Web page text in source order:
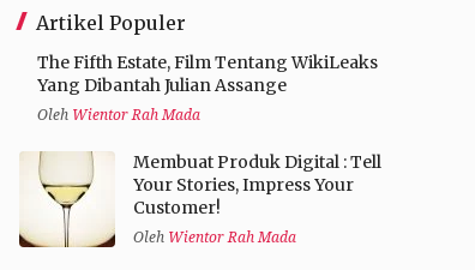
Artikel Populer
The Fifth Estate, Film Tentang WikiLeaks
Yang Dibantah Julian Assange
Oleh Wientor Rah Mada
Membuat Produk Digital : Tell
Your Stories, Impress Your
Customer!
Oleh Wientor Rah Mada